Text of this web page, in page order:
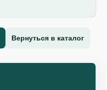
Вернуться в каталог